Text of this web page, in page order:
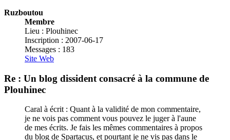
Ruzboutou
Membre
Lieu : Plouhinec
Inscription : 2007-06-17
Messages : 183
Site Web
Re : Un blog dissident consacré à la commune de
Plouhinec
Caral à écrit : Quant à la validité de mon commentaire,
je ne vois pas comment vous pouvez le juger à l'aune
de mes écrits. Je fais les mêmes commentaires à propos
du blog de Spartacus, et pourtant je ne vis pas dans le